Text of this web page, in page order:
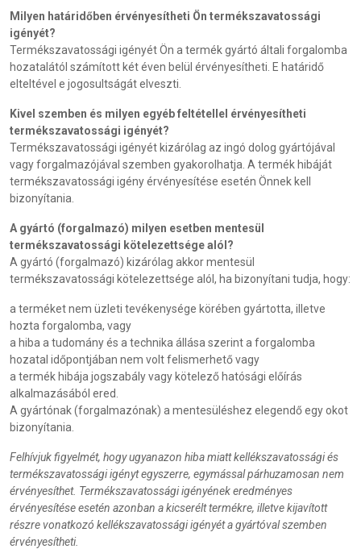
Milyen határidőben érvényesítheti Ön termékszavatossági
igényét?
Termékszavatossági igényét Ön a termék gyártó általi forgalomba
hozatalától számított két éven belül érvényesítheti. E határidő
elteltével e jogosultságát elveszti.
Kivel szemben és milyen egyéb feltétellel érvényesítheti
termékszavatossági igényét?
Termékszavatossági igényét kizárólag az ingó dolog gyártójával
vagy forgalmazójával szemben gyakorolhatja. A termék hibáját
termékszavatossági igény érvényesítése esetén Önnek kell
bizonyítania.
A gyártó (forgalmazó) milyen esetben mentesül
termékszavatossági kötelezettsége alól?
A gyártó (forgalmazó) kizárólag akkor mentesül
termékszavatossági kötelezettsége alól, ha bizonyítani tudja, hogy:
a terméket nem üzleti tevékenysége körében gyártotta, illetve
hozta forgalomba, vagy
a hiba a tudomány és a technika állása szerint a forgalomba
hozatal időpontjában nem volt felismerhető vagy
a termék hibája jogszabály vagy kötelező hatósági előírás
alkalmazásából ered.
A gyártónak (forgalmazónak) a mentesüléshez elegendő egy okot
bizonyítania.
Felhívjuk figyelmét, hogy ugyanazon hiba miatt kellékszavatossági és
termékszavatossági igényt egyszerre, egymással párhuzamosan nem
érvényesíthet. Termékszavatossági igényének eredményes
érvényesítése esetén azonban a kicserélt termékre, illetve kijavított
részre vonatkozó kellékszavatossági igényét a gyártóval szemben
érvényesítheti.